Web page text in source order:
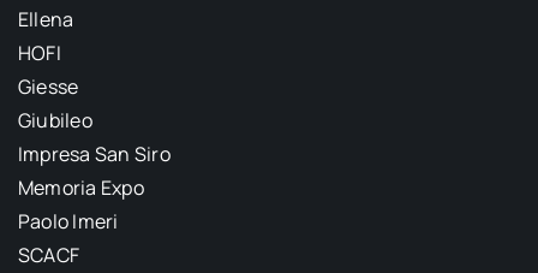
Ellena
HOFI
Giesse
Giubileo
Impresa San Siro
Memoria Expo
Paolo Imeri
SCACF